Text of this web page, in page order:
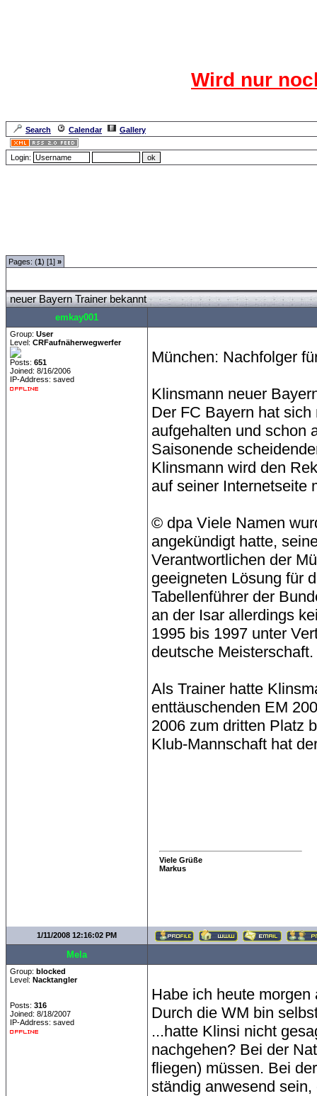
Wird nur
Search Calendar
Gallery
Login:
Pages: (1) [1] »
neuer Bayern Trainer bekannt
emkay001
Group: User
Level: CRFaufnäherwegwerfer
Posts: 651
Joined: 8/16/2006
IP-Address: saved
München: Nachfolger
Klinsmann neuer
Der FC Bayern hat
aufgehalten und schon
Saisonende
Klinsmann wird den
auf seiner Internetseite
© dpa Viele Namen
angekündigt hatte,
Verantwortlichen der
geeigneten Lösung für
Tabellenführer der
an der Isar allerdings
1995 bis 1997 unter
deutsche Meisterschaft.
Als Trainer hatte
enttäuschenden EM
2006 zum dritten Platz
Klub-Mannschaft hat
Viele Grüße
Markus
1/11/2008 12:16:02 PM
Mela
Group: blocked
Level: Nacktangler
Posts: 316
Joined: 8/18/2007
IP-Address: saved
Habe ich heute
Durch die WM bin
...hatte Klinsi nicht
nachgehen? Bei der
fliegen) müssen. Bei
ständig anwesend sein,